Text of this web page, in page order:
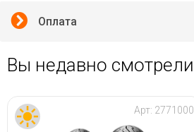
Оплата
Вы недавно смотрели
Арт: 2771000